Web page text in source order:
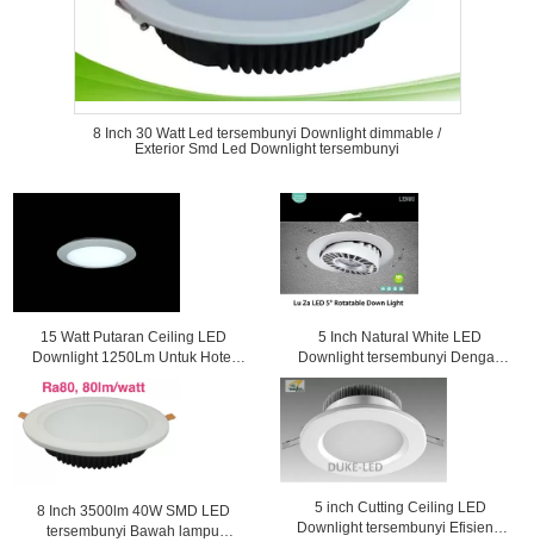
8 Inch 30 Watt Led tersembunyi Downlight dimmable /
Exterior Smd Led Downlight tersembunyi
15 Watt Putaran Ceiling LED
Downlight 1250Lm Untuk Hotel
Pencahayaan
5 Inch Natural White LED
Downlight tersembunyi Dengan
Penghematan Energi
8 Inch 3500lm 40W SMD LED
tersembunyi Bawah lampu
5 inch Cutting Ceiling LED
Downlight tersembunyi Efisiensi